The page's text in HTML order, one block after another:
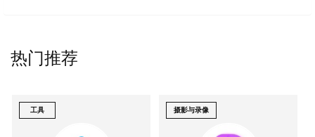
热门推荐
工具 摄影与录像